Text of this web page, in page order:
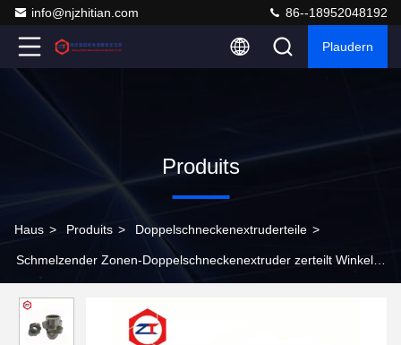
info@njzhitian.com 86--18952048192
Plaudern
Produits
Haus > Produits > Doppelschneckenextruderteile >
Schmelzender Zonen-Doppelschneckenextruder zerteilt Winkel-